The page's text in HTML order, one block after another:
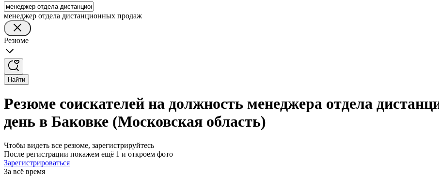
менеджер отдела дистанционных продаж
Резюме
Найти
Резюме соискателей на должность менеджера отдела
день в Баковке (Московская область)
Чтобы видеть все резюме, зарегистрируйтесь
После регистрации покажем ещё 1 и откроем фото
Зарегистрироваться
За всё время